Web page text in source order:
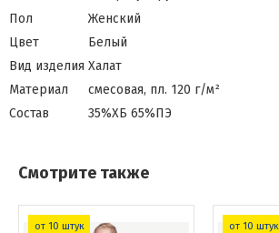
Пол
Женский
Цвет
Белый
Вид изделия Халат
Материал
смесовая, пл. 120 г/м²
Состав
35%ХБ 65%ПЭ
Смотрите также
от 10 штук от 10 штук